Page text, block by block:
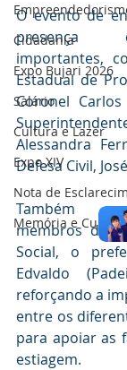
Cidadania
Expo Bujari 2026
Salário
Cultura e Lazer
Expo XIV
Nota de
Memória e Cultura
O evento de
presença
importantes,
Estadual de
Coronel
Alessandra
Defesa Civil,
Também
membros da
Social, o
Edvaldo
reforçando a
entre os
para apoiar as
estiagem.